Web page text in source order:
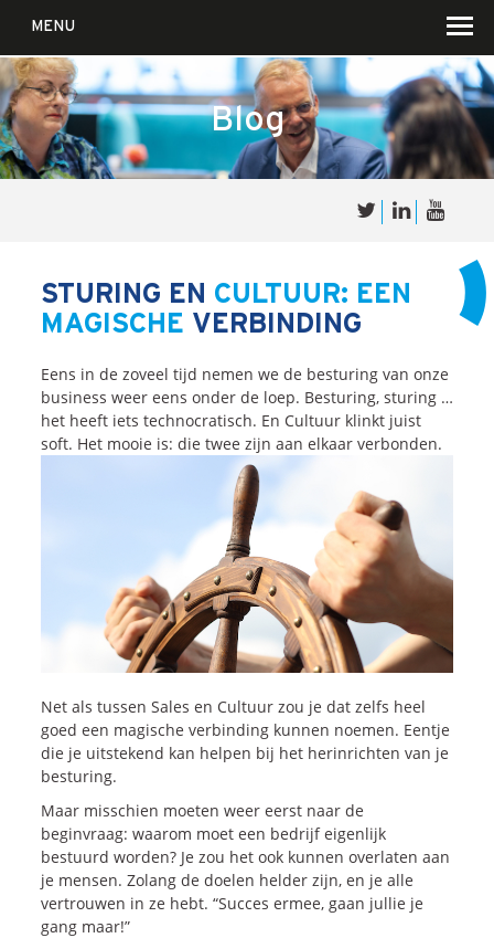
MENU
Waar wij in geloven …
Voor wie?
Iets over joúw SalesCultuur
De partners
Onze dienstverlening
Commerciële diagnoses
(Sales)Cultuurtransformaties
Diagnosewinnende Tenders
winnendeTender
Grip
op je
Toekomst
LeiderschapbijTransformatie
ProgrammaManagement
RolleninSales
Sales DevelopmentProgramma
SalesCultuurAssessment
Persoonlijkheidsprofielen
Blog
STURING EN CULTUUR: EEN
MAGISCHE VERBINDING
Eens in de zoveel tijd nemen we de besturing van onze
business weer eens onder de loep. Besturing, sturing …
het heeft iets technocratisch. En Cultuur klinkt juist
soft. Het mooie is: die twee zijn aan elkaar verbonden.
Net als tussen Sales en Cultuur zou je dat zelfs heel
goed een magische verbinding kunnen noemen. Eentje
die je uitstekend kan helpen bij het herinrichten van je
besturing.
Maar misschien moeten weer eerst naar de
beginvraag: waarom moet een bedrijf eigenlijk
bestuurd worden? Je zou het ook kunnen overlaten aan
je mensen. Zolang de doelen helder zijn, en je alle
vertrouwen in ze hebt. “Succes ermee, gaan jullie je
gang maar!”